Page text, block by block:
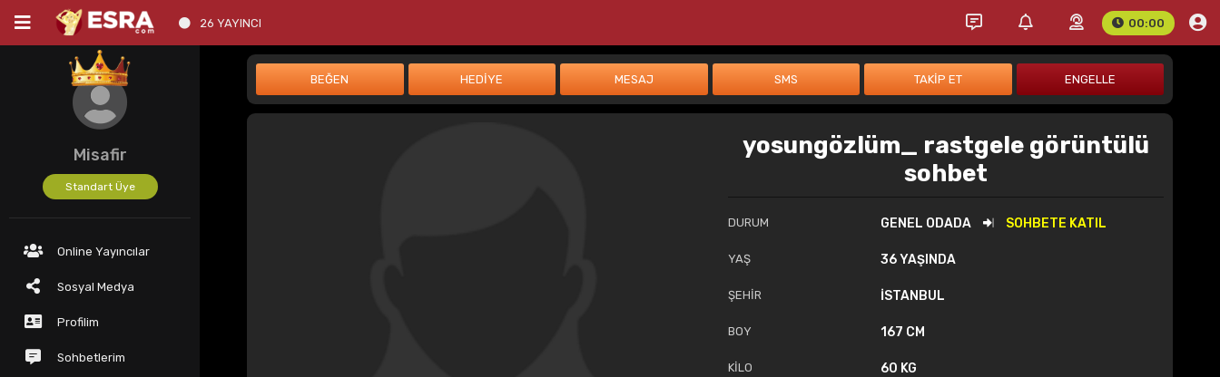
26 YAYINCI 00:00
Misafir
Standart Üye
Online Yayıncılar
Sosyal Medya
Profilim
Sohbetlerim
yosungözlüm_ rastgele görüntülü
sohbet
DURUM GENEL ODADA SOHBETE KATIL
YAŞ 36 YAŞINDA
ŞEHİR İSTANBUL
BOY 167 CM
KİLO 60 KG